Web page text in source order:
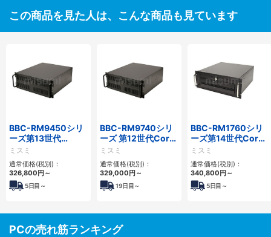
この商品を見た人は、こんな商品も見ています
BBC-RM9450シリ
ーズ第13世代
Core・12世代
Celeron対応ラック
マウント4PCIe
ミスミ
通常価格(税別)：
326,800円～
5日目～
BBC-RM9740シリ
ーズ 第12世代Core
対応ラックマウント
FAPC4PCI・3PCIe
ミスミ
通常価格(税別)：
329,000円～
19日目～
BBC-RM1760シリ
ーズ第14世代Core
対応ラックマウント
3PCIe
ミスミ
通常価格(税別)：
340,800円～
5日目～
PCの売れ筋ランキング